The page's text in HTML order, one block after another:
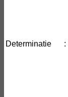
Determinatie :